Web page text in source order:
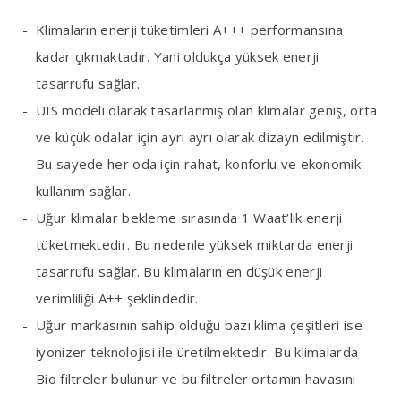
Klimaların enerji tüketimleri A+++ performansına
kadar çıkmaktadır. Yani oldukça yüksek enerji
tasarrufu sağlar.
UIS modeli olarak tasarlanmış olan klimalar geniş, orta
ve küçük odalar için ayrı ayrı olarak dizayn edilmiştir.
Bu sayede her oda için rahat, konforlu ve ekonomik
kullanım sağlar.
Uğur klimalar bekleme sırasında 1 Waat’lık enerji
tüketmektedir. Bu nedenle yüksek miktarda enerji
tasarrufu sağlar. Bu klimaların en düşük enerji
verimliliği A++ şeklindedir.
Uğur markasının sahip olduğu bazı klima çeşitleri ise
iyonizer teknolojisi ile üretilmektedir. Bu klimalarda
Bio filtreler bulunur ve bu filtreler ortamın havasını